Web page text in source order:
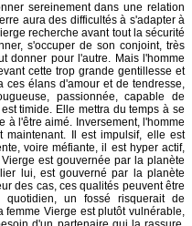
sereinement dans une relation
aura des difficultés à s'adapter à
recherche avant tout la sécurité
s'occuper de son conjoint, très
donner pour l'autre. Mais l'homme
cette trop grande gentillesse et
ces élans d'amour et de tendresse,
passionnée, capable de
timide. Elle mettra du temps à se
à l'être aimé. Inversement, l'homme
maintenant. Il est impulsif, elle est
voire méfiante, il est hyper actif,
est gouvernée par la planète
lui, est gouverné par la planète
des cas, ces qualités peuvent être
un fossé risquerait de
femme Vierge est plutôt vulnérable,